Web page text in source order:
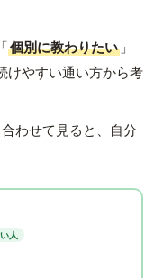
個別に教わりたい 」
けやすい通い方から考
合わせて見ると、自分
人